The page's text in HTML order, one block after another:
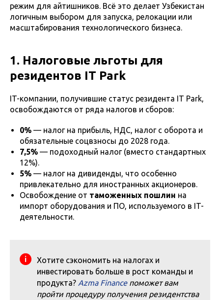
режим для айтишников. Всё это делает Узбекистан
логичным выбором для запуска, релокации или
масштабирования технологического бизнеса.
1. Налоговые льготы для
резидентов IT Park
IT-компании, получившие статус резидента IT Park,
освобождаются от ряда налогов и сборов:
0% — налог на прибыль, НДС, налог с оборота и
обязательные соцвзносы до 2028 года.
7,5% — подоходный налог (вместо стандартных
12%).
5% — налог на дивиденды, что особенно
привлекательно для иностранных акционеров.
Освобождение от таможенных пошлин на
импорт оборудования и ПО, используемого в IT-
деятельности.
Хотите сэкономить на налогах и
инвестировать больше в рост команды и
продукта? Azma Finance поможет вам
пройти процедуру получения резидентства